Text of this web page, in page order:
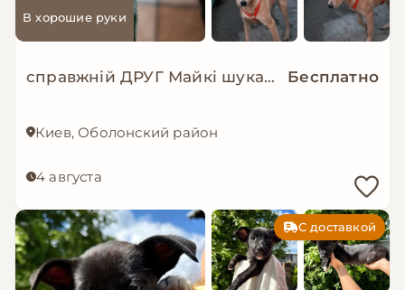
В хорошие руки
справжній ДРУГ Майкі шукає родину! Бесплатно
Киев, Оболонский район
4 августа
С доставкой